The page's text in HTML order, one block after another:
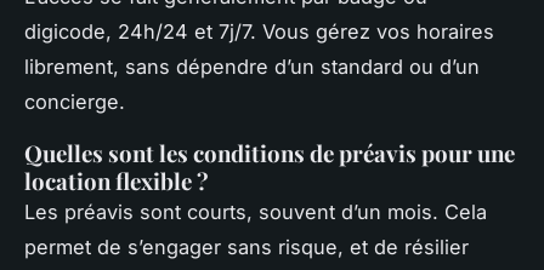
digicode, 24h/24 et 7j/7. Vous gérez vos horaires
librement, sans dépendre d’un standard ou d’un
concierge.
Quelles sont les conditions de préavis pour une
location flexible ?
Les préavis sont courts, souvent d’un mois. Cela
permet de s’engager sans risque, et de résilier